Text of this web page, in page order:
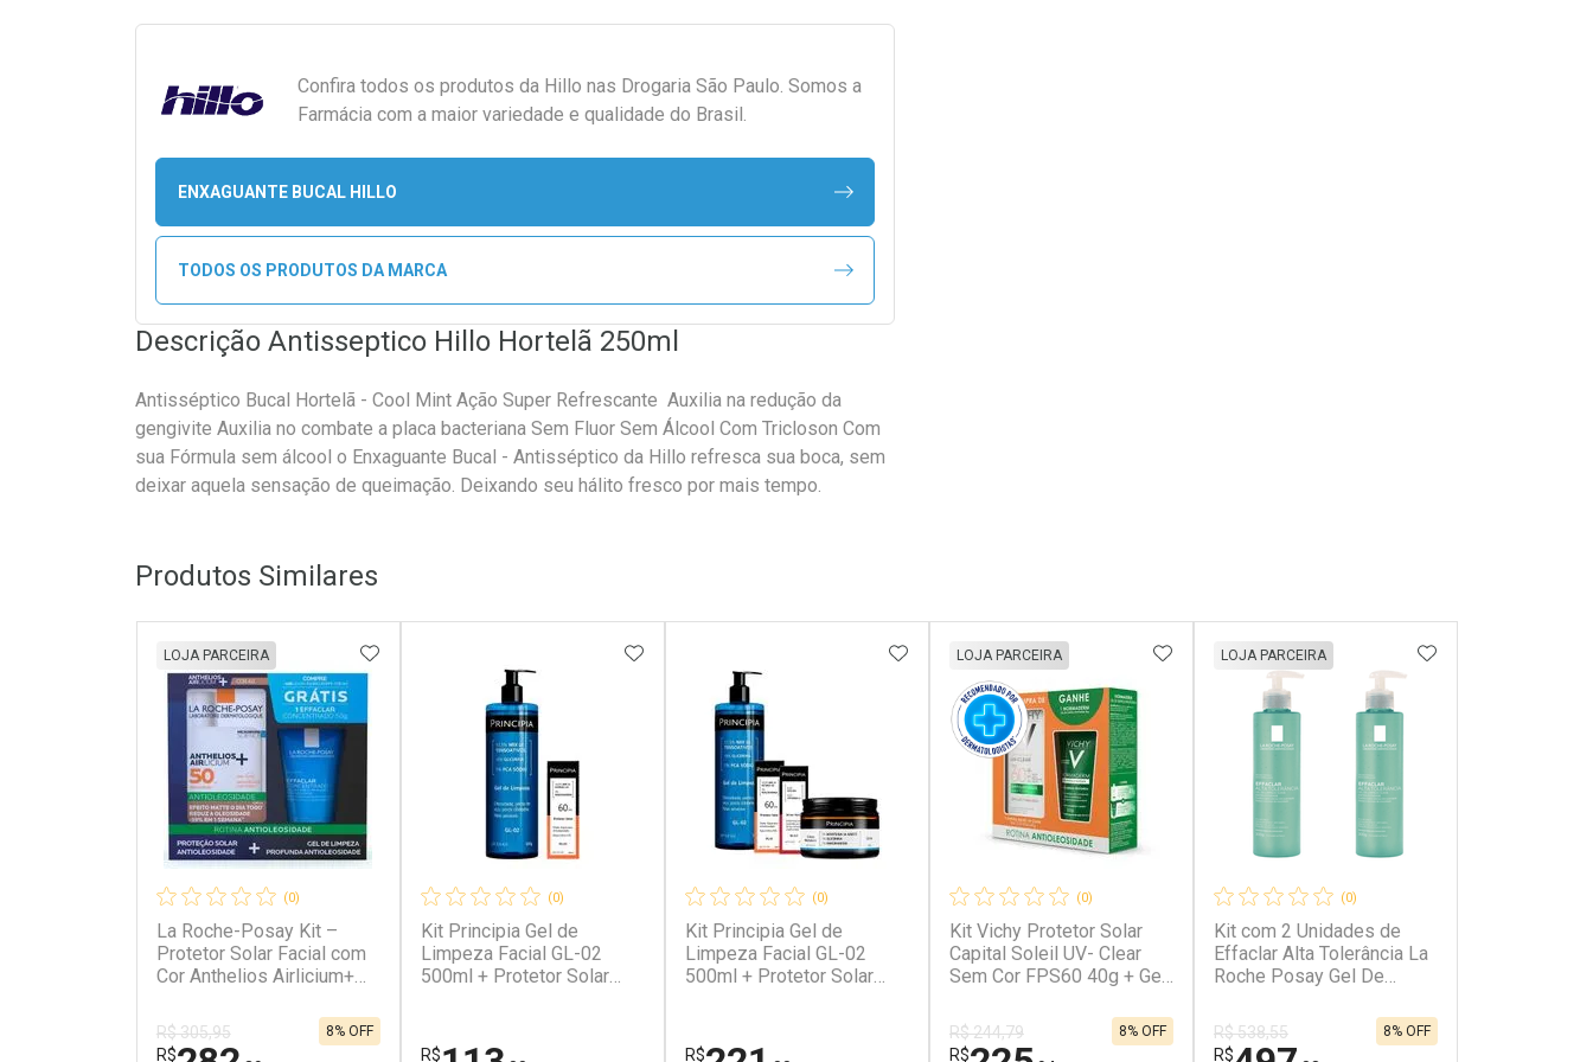
Confira todos os produtos da Hillo nas Drogaria São Paulo. Somos a
Farmácia com a maior variedade e qualidade do Brasil.
ENXAGUANTE BUCAL HILLO
TODOS OS PRODUTOS DA MARCA
Descrição Antisseptico Hillo Hortelã 250ml
Antisséptico Bucal Hortelã - Cool Mint Ação Super Refrescante Auxilia na redução da
gengivite Auxilia no combate a placa bacteriana Sem Fluor Sem Álcool Com Tricloson Com
sua Fórmula sem álcool o Enxaguante Bucal - Antisséptico da Hillo refresca sua boca, sem
deixar aquela sensação de queimação. Deixando seu hálito fresco por mais tempo.
Produtos Similares
(0)
La Roche-Posay Kit –
Protetor Solar Facial com
Cor Anthelios Airlicium+
de Limpeza Facial Effacl
LOJA PARCEIRA
R$ 305,95
R$
8% OFF
ADICIONAR AOS FAVORITOS
(0)
Kit Principia Gel de
Limpeza Facial GL-02
500ml + Protetor Solar
R$
ADICIONAR AOS FAVORITOS
(0)
Kit Principia Gel de
Limpeza Facial GL-02
500ml + Protetor Solar
Hidratante CH-01 50g
R$
ADICIONAR AOS FAVORITOS
(0)
Kit Vichy Protetor Solar
Capital Soleil UV- Clear
Sem Cor FPS60 40g + Gel
Normaderm 50g
LOJA PARCEIRA
R$ 244,79
R$
8% OFF
ADICIONAR AOS FAVORITOS
(0)
Kit com 2 Unidades de
Effaclar Alta Tolerância La
Roche Posay Gel De
LOJA PARCEIRA
R$ 538,55
R$
8% OFF
ADICIONAR AOS